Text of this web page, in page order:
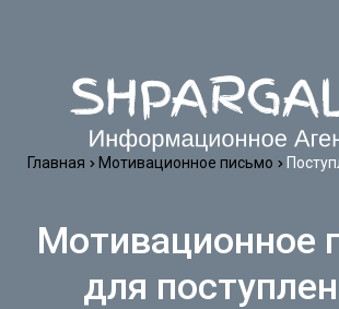
Мотивационное
для
Главная Мотивационное письмо